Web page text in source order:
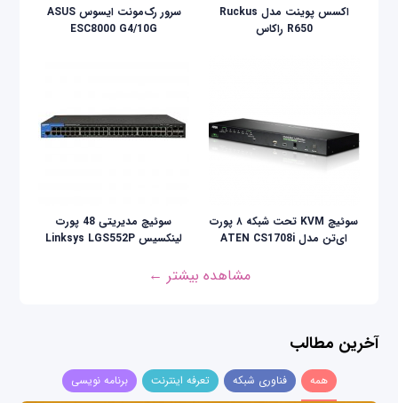
اکسس پوینت مدل Ruckus
R650 راکاس
سرور رک‌مونت ایسوس ASUS
ESC8000 G4/10G
سوئیچ KVM تحت شبکه ۸ پورت
ای‌تن مدل ATEN CS1708i
سوئیچ مدیریتی 48 پورت
لینکسیس Linksys LGS552P
مشاهده بیشتر ←
آخرین مطالب
همه فناوری شبکه تعرفه اینترنت برنامه نویسی